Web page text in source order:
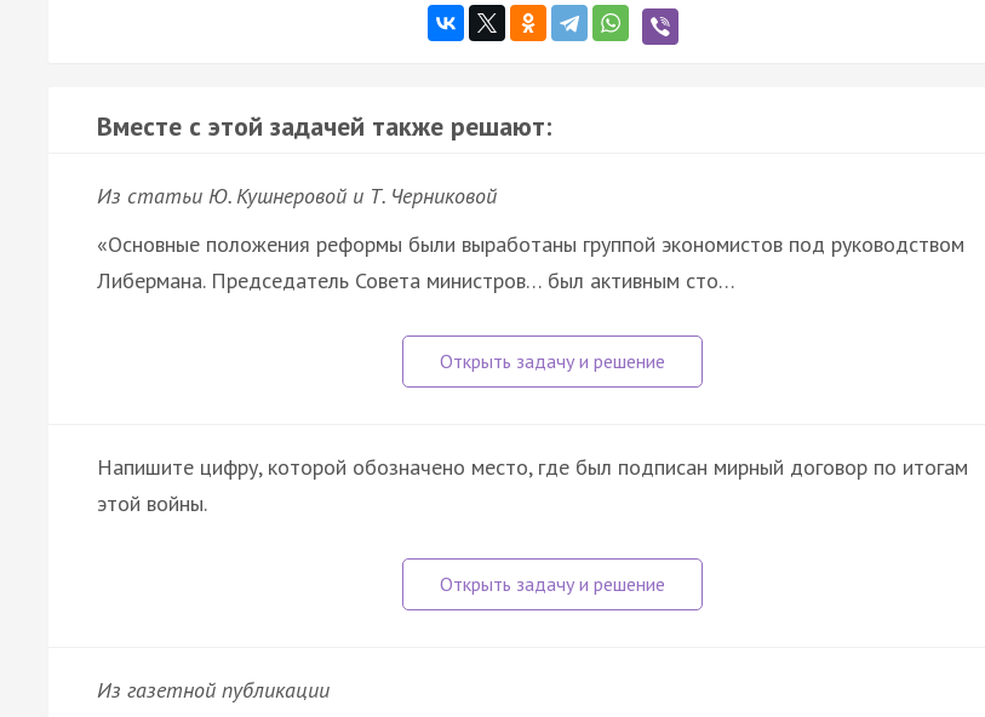
Вместе с этой задачей также решают:
Из статьи Ю. Кушнеровой и Т. Черниковой
«Основные положения реформы были выработаны группой экономистов под руководством
Либермана. Председатель Совета министров… был активным сто…
Напишите цифру, которой обозначено место, где был подписан мирный договор по итогам
этой войны.
Из газетной публикации